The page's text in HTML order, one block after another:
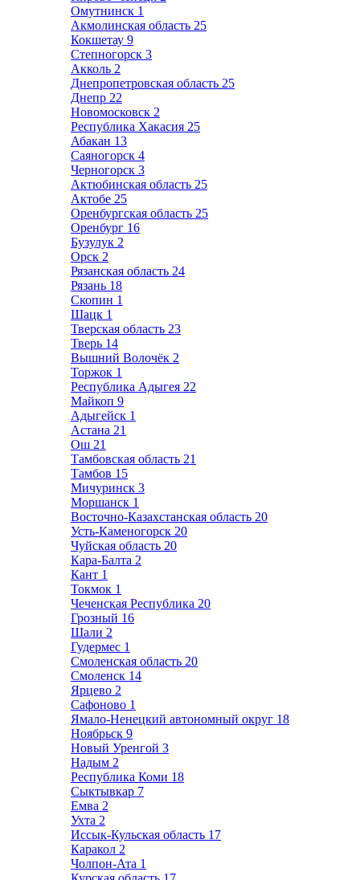
Омутнинск 1
Акмолинская область 25
Кокшетау 9
Степногорск 3
Акколь 2
Днепропетровская область 25
Днепр 22
Новомосковск 2
Республика Хакасия 25
Абакан 13
Саяногорск 4
Черногорск 3
Актюбинская область 25
Актобе 25
Оренбургская область 25
Оренбург 16
Бузулук 2
Орск 2
Рязанская область 24
Рязань 18
Скопин 1
Шацк 1
Тверская область 23
Тверь 14
Вышний Волочёк 2
Торжок 1
Республика Адыгея 22
Майкоп 9
Адыгейск 1
Астана 21
Ош 21
Тамбовская область 21
Тамбов 15
Мичуринск 3
Моршанск 1
Восточно-Казахстанская область 20
Усть-Каменогорск 20
Чуйская область 20
Кара-Балта 2
Кант 1
Токмок 1
Чеченская Республика 20
Грозный 16
Шали 2
Гудермес 1
Смоленская область 20
Смоленск 14
Ярцево 2
Сафоново 1
Ямало-Ненецкий автономный округ 18
Ноябрьск 9
Новый Уренгой 3
Надым 2
Республика Коми 18
Сыктывкар 7
Емва 2
Ухта 2
Иссык-Кульская область 17
Каракол 2
Чолпон-Ата 1